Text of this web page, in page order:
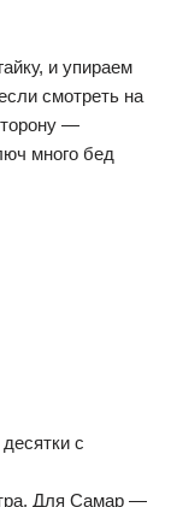
и упираем
смотреть на
—
много бед
с
Для Самар —